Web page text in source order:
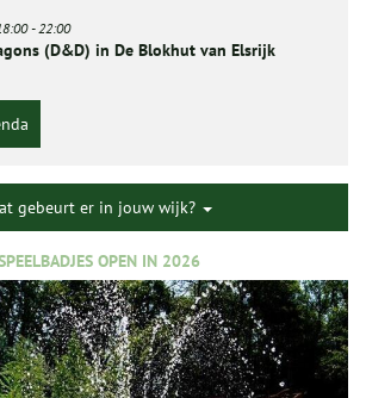
-22:00
(D&D) in De Blokhut van Elsrijk
gebeurt er in jouw wijk?
OPEN IN 2026